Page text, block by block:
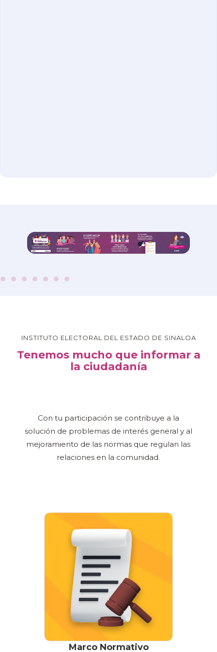
INSTITUTO ELECTORAL DEL ESTADO DE SINALOA
Tenemos mucho que informar a
la ciudadanía
Con tu participación se contribuye a la
solución de problemas de interés general y al
mejoramiento de las normas que regulan las
relaciones en la comunidad.
Marco Normativo